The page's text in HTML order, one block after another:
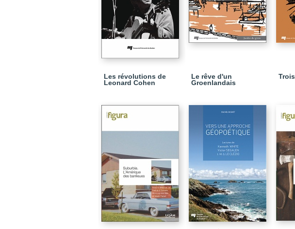
Les révolutions de
Leonard Cohen
Le rêve d'un
Groenlandais